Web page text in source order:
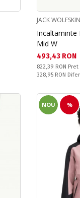
JACK WOLFSKIN
Incaltaminte
Mid W
Текуща цена:
493,43 RON
Pret obisnuit:
822,39 RON
Спестявате:
328,95 RON
NOU %